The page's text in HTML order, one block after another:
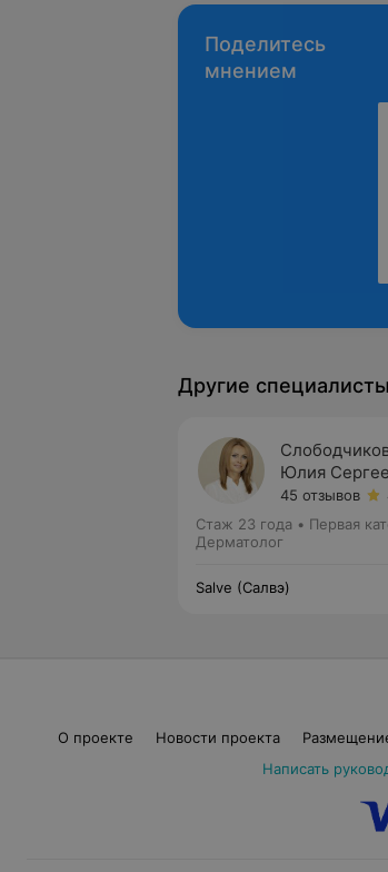
Поделитесь
мнением
Другие специалисты
Юлия
45 отзывов
Стаж 23 года • Первая
Дерматолог
Salve (Салвэ)
О проекте Новости проекта
Написать